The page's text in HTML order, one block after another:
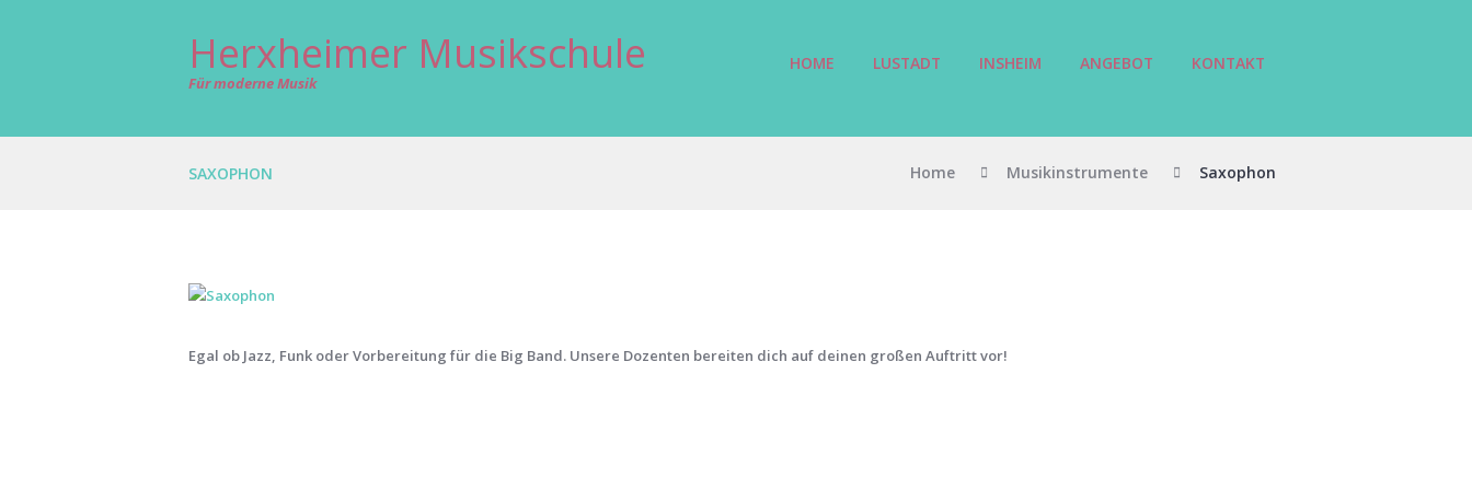
Herxheimer Musikschule
Für moderne Musik
HOME LUSTADT INSHEIM ANGEBOT KONTAKT
SAXOPHON Home Musikinstrumente Saxophon
Egal ob Jazz, Funk oder Vorbereitung für die Big Band. Unsere Dozenten bereiten dich auf deinen großen Auftritt vor!